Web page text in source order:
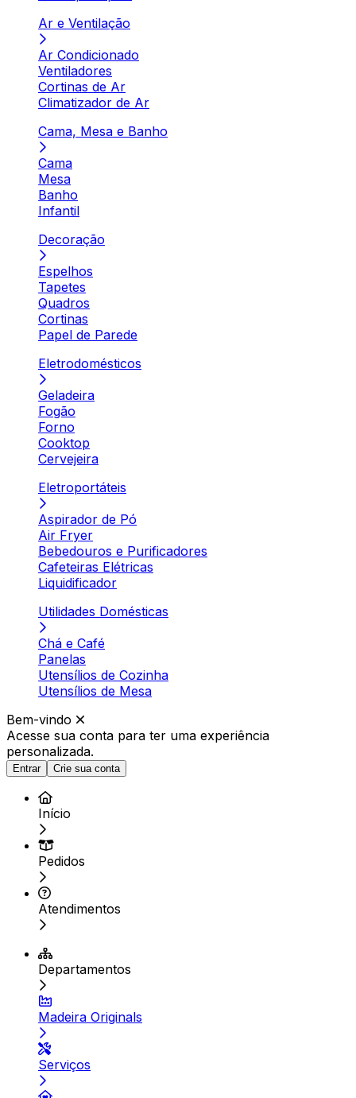
Ar e Ventilação
Ar Condicionado
Ventiladores
Cortinas de Ar
Climatizador de Ar
Cama, Mesa e Banho
Cama
Mesa
Banho
Infantil
Decoração
Espelhos
Tapetes
Quadros
Cortinas
Papel de Parede
Eletrodomésticos
Geladeira
Fogão
Forno
Cooktop
Cervejeira
Eletroportáteis
Aspirador de Pó
Air Fryer
Bebedouros e Purificadores
Cafeteiras Elétricas
Liquidificador
Utilidades Domésticas
Chá e Café
Panelas
Utensílios de Cozinha
Utensílios de Mesa
Bem-vindo
Acesse sua conta para ter uma experiência
personalizada.
Entrar Crie sua conta
Início
Pedidos
Atendimentos
Departamentos
Madeira Originals
Serviços